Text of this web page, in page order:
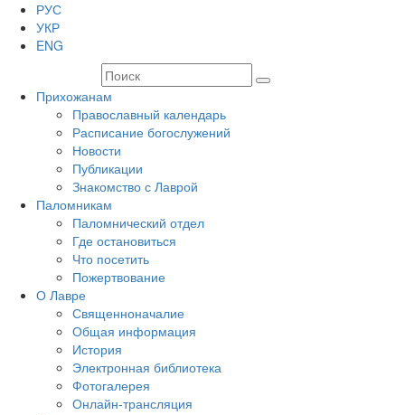
РУС
УКР
ENG
Прихожанам
Православный календарь
Расписание богослужений
Новости
Публикации
Знакомство с Лаврой
Паломникам
Паломнический отдел
Где остановиться
Что посетить
Пожертвование
О Лавре
Священноначалие
Общая информация
История
Электронная библиотека
Фотогалерея
Онлайн-трансляция